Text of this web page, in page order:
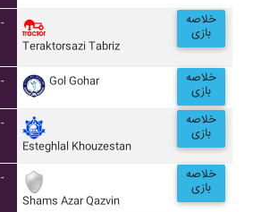
-
Teraktorsazi Tabriz
خلاصه
بازی
- Gol Gohar خلاصه
بازی
-
Esteghlal Khouzestan
خلاصه
بازی
-
Shams Azar Qazvin
خلاصه
بازی